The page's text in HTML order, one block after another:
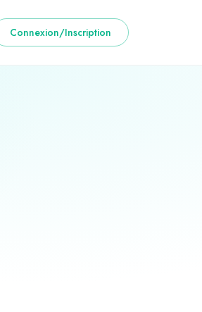
Connexion/Inscription